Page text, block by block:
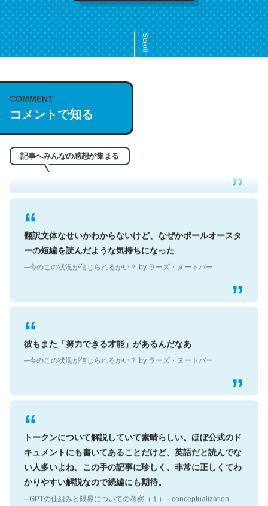
Scroll
COMMENT
コメントで知る
記事へみんなの感想が集まる
う。英語少しでも読める人は原文もお勧め。自分はこの流
れ好き。Let’s Fucking Go. Then Covid hit. Shit.
─今のこの状況が信じられるかい？ by ラーズ・ヌートバー
翻訳文体なせいかわからないけど、なぜかポールオースタ
ーの短編を読んだような気持ちになった
彼もまた「努力できる才能」があるんだなあ
トークンについて解説していて素晴らしい。ほぼ公式のド
キュメントにも書いてあることだけど、英語だと読んでな
い人多いよね。この手の記事に珍しく、非常に正しくてわ
かりやすい解説なので続編にも期待。